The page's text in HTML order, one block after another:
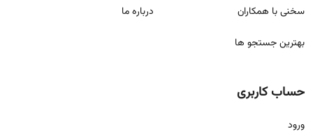
سخنی با همکاران
بهترین جستجو ها
درباره ما
حساب کاربری
ورود